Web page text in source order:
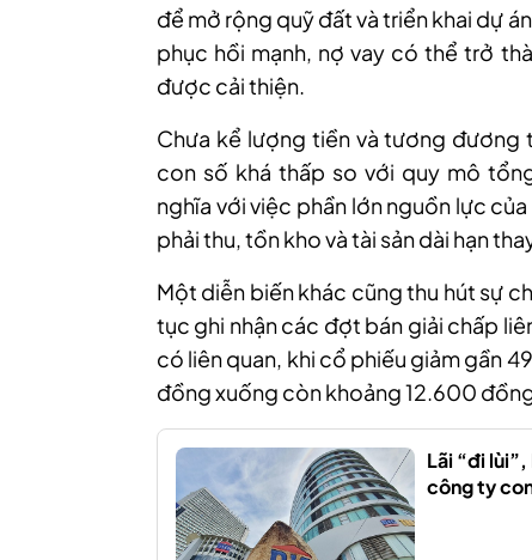
để mở rộng quỹ đất và triển khai dự
phục hồi mạnh, nợ vay có thể trở
được cải thiện.
Chưa kể lượng tiền và tương đương
con số khá thấp so với quy mô
nghĩa với việc phần lớn nguồn lực
phải thu, tồn kho và tài sản dài hạn
Một diễn biến khác cũng thu hút sự
tục ghi nhận các đợt bán giải chấp
có liên quan, khi cổ phiếu giảm gần
đồng xuống còn khoảng 12.600
Lãi “đi
công ty